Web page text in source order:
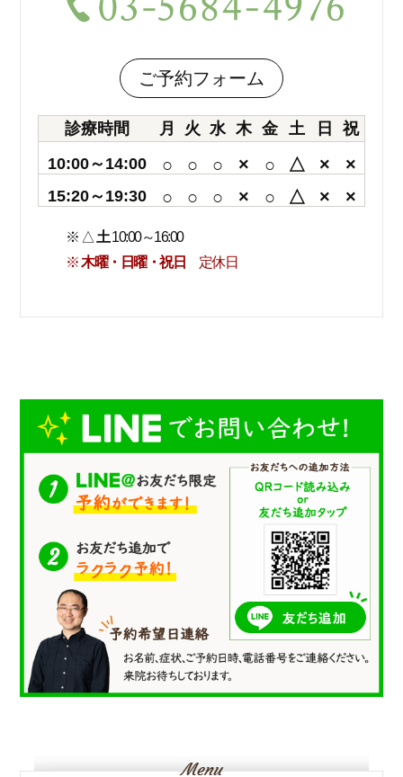
ご予約フォーム
診療時間 月 火 水 木 金 土 日
祝
10:00～14:00
○ ○ ○ × ○ △ × ×
15:20～19:30 ○ ○ ○ × ○ △ × ×
※ △ 土10:00～16:00
※木曜・日曜・祝日 定休日